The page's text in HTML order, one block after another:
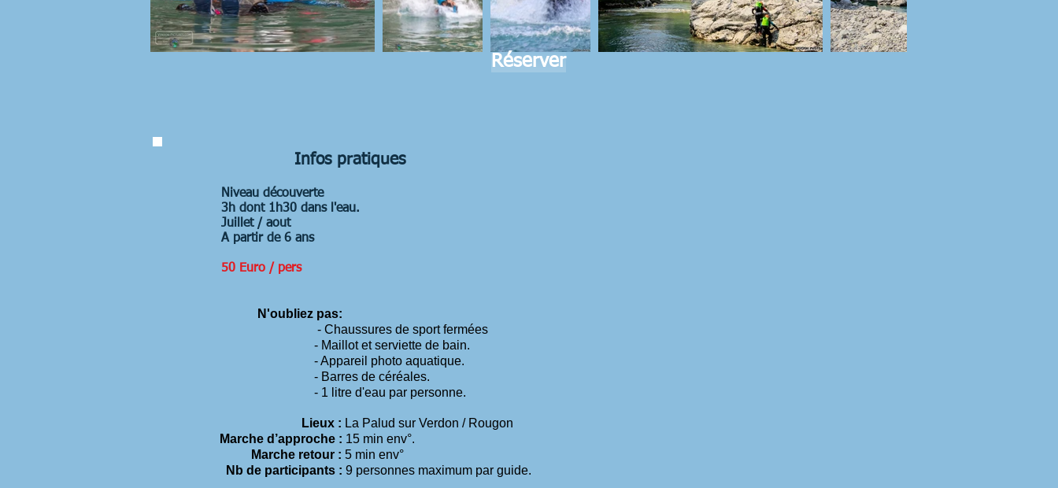
Réserver
Infos pratiques
Niveau découverte
3h dont 1h30 dans l'eau.
Juillet / aout
A partir de 6 ans
50 Euro / pers
N'oubliez pas:
- Chaussures de sport fermées
- Maillot et serviette de bain.
- Appareil photo aquatique.
- Barres de céréales.
- 1 litre d'eau par personne.
Lieux : La Palud sur Verdon / Rougon
Marche d’approche : 15 min env°.
Marche retour : 5 min env°
Nb de participants : 9 personnes maximum par guide.